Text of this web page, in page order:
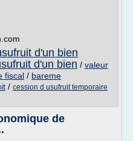
d'un bien
d'un bien / valeur
fiscal / bareme
/ cession d usufruit temporaire
de